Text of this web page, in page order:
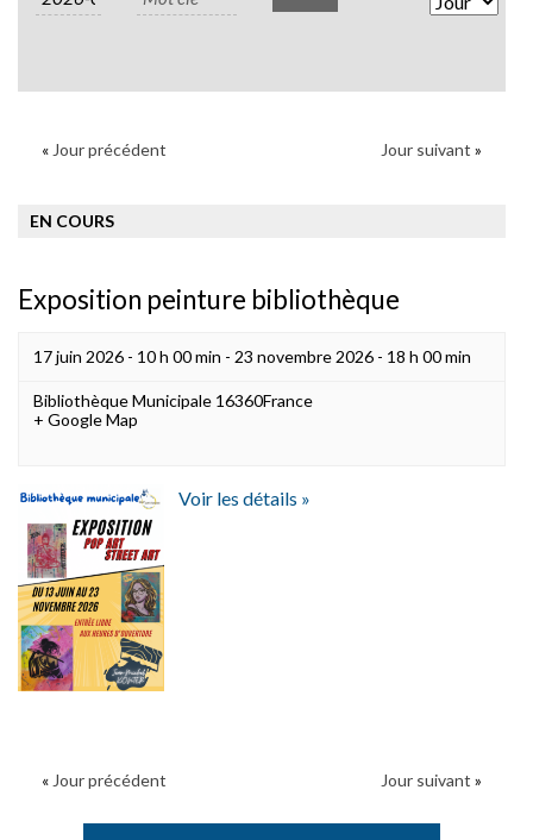
Views
« Jour précédent Jour suivant »
EN COURS
Exposition peinture bibliothèque
17 juin 2026 - 10 h 00 min - 23 novembre 2026 - 18 h 00 min
Bibliothèque Municipale 16360France
+ Google Map
Voir les détails »
« Jour précédent Jour suivant »